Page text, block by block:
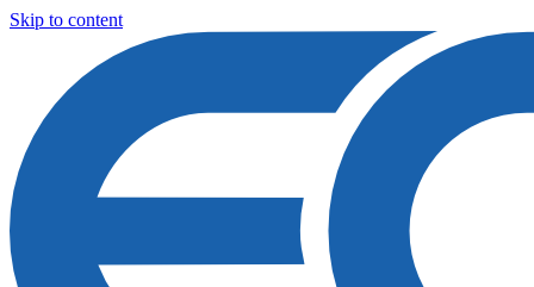
Skip to content